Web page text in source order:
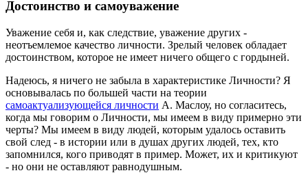
Достоинство и самоуважение
Уважение себя и, как следствие, уважение других -
неотъемлемое качество личности. Зрелый человек обладает
достоинством, которое не имеет ничего общего с гордыней.
Надеюсь, я ничего не забыла в характеристике Личности? Я
основывалась по большей части на теории
самоактуализующейся личности А. Маслоу, но согласитесь,
когда мы говорим о Личности, мы имеем в виду примерно эти
черты? Мы имеем в виду людей, которым удалось оставить
свой след - в истории или в душах других людей, тех, кто
запомнился, кого приводят в пример. Может, их и критикуют
- но они не оставляют равнодушным.